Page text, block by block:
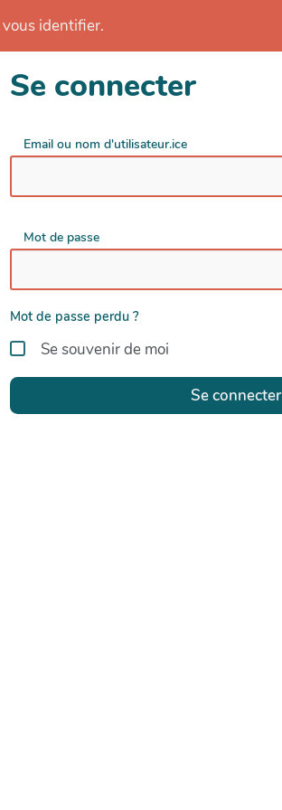
identifier.
Se connecter
Email ou nom d'utilisateur.ice
Mot de passe
Mot de passe perdu ?
Se souvenir de moi
Se connecter